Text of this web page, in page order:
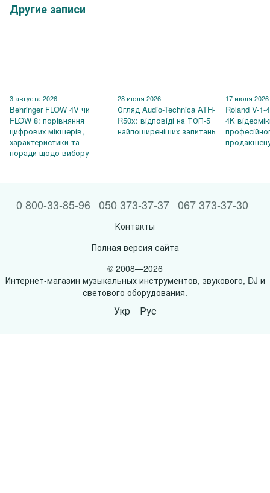
Другие записи
3 августа 2026
Behringer FLOW 4V чи
FLOW 8: порівняння
цифрових мікшерів,
характеристики та
поради щодо вибору
28 июля 2026
Огляд Audio-Technica ATH-
R50x: відповіді на ТОП-5
найпоширеніших запитань
17 июля 2026
Roland V-
4K
0 800-33-85-96 050 373-37-37 067 373-37-30
Контакты
Полная версия сайта
© 2008—2026
Интернет-магазин музыкальных инструментов, звукового, DJ и
светового оборудования.
Укр Рус